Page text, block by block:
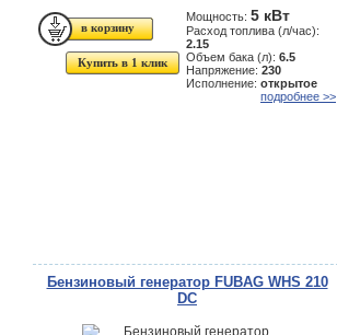
Купить в 1 клик
Мощность: 5 кВт
Расход топлива (л/час):
2.15
Объем бака (л): 6.5
Напряжение: 230
Исполнение: открытое
подробнее >>
Бензиновый генератор FUBAG WHS 210
DC